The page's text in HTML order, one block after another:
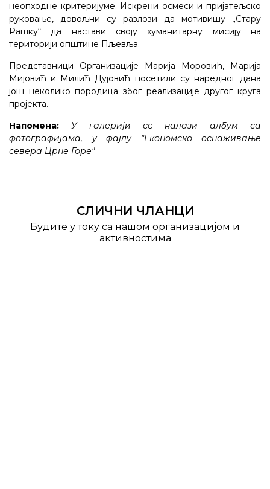
неопходне критеријуме. Искрени осмеси и пријатељско
руковање, довољни су разлози да мотивишу „Стару
Рашку“ да настави своју хуманитарну мисију на
територији општине Пљевља.
Представници Организације Марија Моровић, Марија
Мијовић и Милић Дујовић посетили су наредног дана
још неколико породица због реализације другог круга
пројекта.
Напомена: У галерији се налази албум са
фотографијама, у фајлу "Економско оснаживање
севера Црне Горе"
СЛИЧНИ ЧЛАНЦИ
Будите у току са нашом организацијом и
активностима